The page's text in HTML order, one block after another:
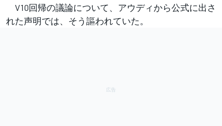
V10回帰の議論について、アウディから公式に出さ
れた声明では、そう謳われていた。